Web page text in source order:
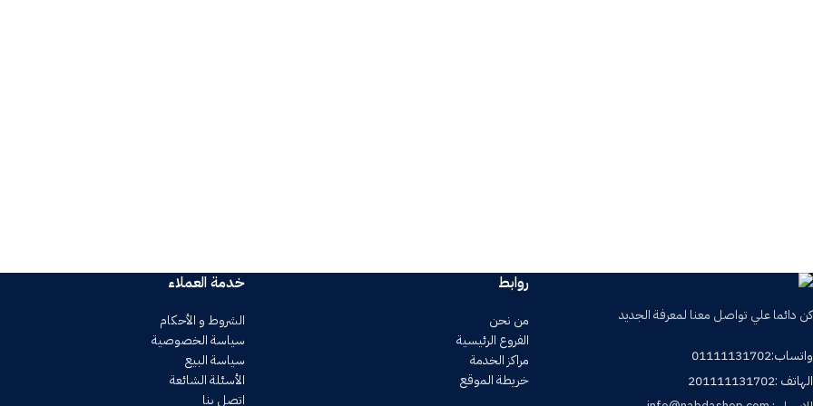
كن دائما علي تواصل معنا لمعرفة الجديد
واتساب:01111131702
الهاتف :201111131702
روابط
من نحن
الفروع الرئيسية
مراكز الخدمة
خريطة الموقع
خدمة العملاء
الشروط و الأحكام
سياسة الخصوصية
سياسة البيع
الأسئلة الشائعة
اتصل بنا